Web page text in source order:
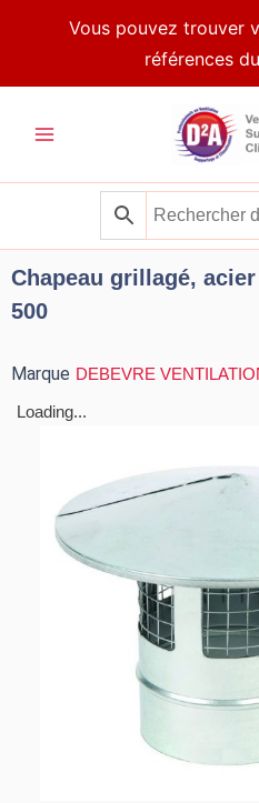
Vous pouvez trouver
références
Menu
Chapeau grillagé,
500
Marque DEBEVRE
Loading...